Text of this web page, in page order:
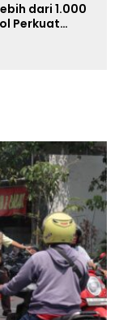
dari 1.000
Perkuat